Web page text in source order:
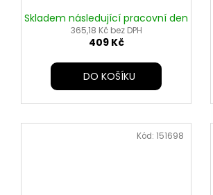
Skladem následující pracovní den
365,18 Kč bez DPH
409 Kč
DO KOŠÍKU
Kód:151698